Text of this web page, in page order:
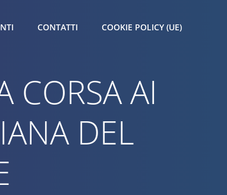
CONTATTI COOKIE POLICY (UE)
CORSA AI
DEL